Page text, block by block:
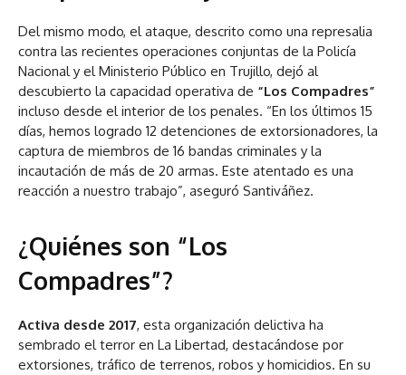
Del mismo modo, el ataque, descrito como una represalia
contra las recientes operaciones conjuntas de la Policía
Nacional y el Ministerio Público en Trujillo, dejó al
descubierto la capacidad operativa de “Los Compadres”
incluso desde el interior de los penales. “En los últimos 15
días, hemos logrado 12 detenciones de extorsionadores, la
captura de miembros de 16 bandas criminales y la
incautación de más de 20 armas. Este atentado es una
reacción a nuestro trabajo”, aseguró Santiváñez.
¿Quiénes son “Los
Compadres”?
Activa desde 2017, esta organización delictiva ha
sembrado el terror en La Libertad, destacándose por
extorsiones, tráfico de terrenos, robos y homicidios. En su